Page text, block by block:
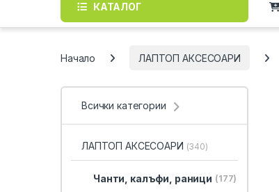
КАТАЛОГ
Начало ЛАПТОП АКСЕСОАРИ
Всички категории
ЛАПТОП АКСЕСОАРИ (340)
Чанти, калъфи, раници (177)